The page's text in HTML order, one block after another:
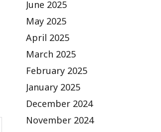
June 2025
May 2025
April 2025
March 2025
February 2025
January 2025
December 2024
November 2024